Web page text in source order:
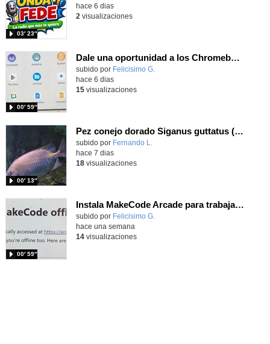
03′ 23″
hace 6 dias
2 visualizaciones
Dale una oportunidad a los Chromebooks y utiliza un proyector para realizar talleres si no tienes pantallas táctiles
Contenido educativo.
subido por Felicisimo G.
00′ 59″
hace 6 dias
15visualizaciones
Pez conejo dorado Siganus guttatus (Bloch, 1786)
Contenido educativo.
subido por Fernando L.
00′ 13″
hace 7 dias
18visualizaciones
Instala MakeCode Arcade para trabajar offline en tu tablet, ordenador, Chromebook
Contenido educativo.
subido por Felicisimo G.
00′ 59″
hace una semana
14visualizaciones